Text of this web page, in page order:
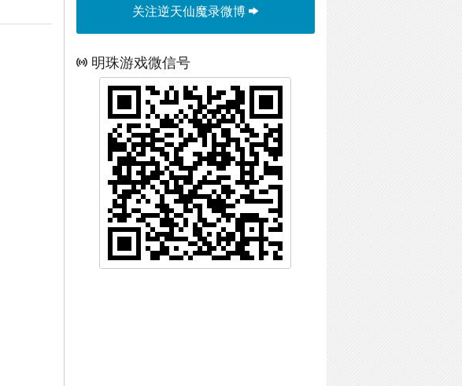
关注逆天仙魔录微博
明珠游戏微信号